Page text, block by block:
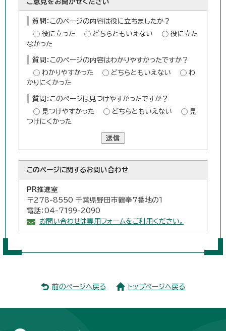
ご意見をお聞かせください
質問：このページの内容は役に立ちましたか？
役に立った
どちらともいえない
役に立た
なかった
質問：このページの内容はわかりやすかったですか？
わかりやすかった
どちらともいえない
わ
かりにくかった
質問：このページは見つけやすかったですか？
見つけやすかった
どちらともいえない
見
つけにくかった
送信
このページに関するお問い合わせ
PR推進室
〒278-8550 千葉県野田市鶴奉7番地の1
電話：04-7199-2090
お問い合わせは専用フォームをご利用ください。
前のページへ戻る トップページへ戻る